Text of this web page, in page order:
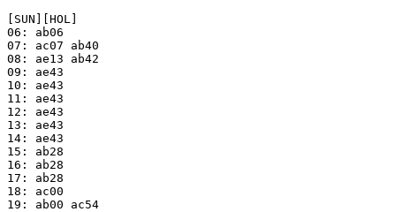
[SUN][HOL]
06: ab06
07: ac07 ab40
08: ae13 ab42
09: ae43
10: ae43
11: ae43
12: ae43
13: ae43
14: ae43
15: ab28
16: ab28
17: ab28
18: ac00
19: ab00 ac54